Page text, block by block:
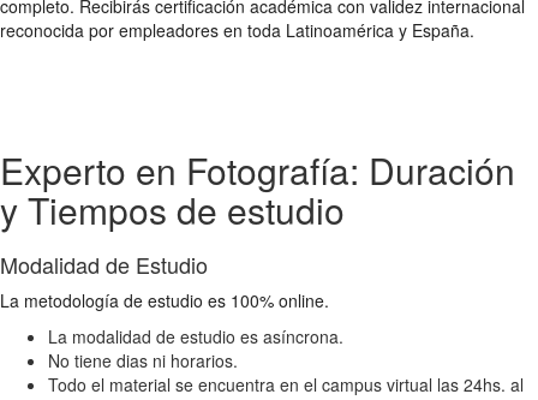
completo. Recibirás certificación académica con validez internacional
reconocida por empleadores en toda Latinoamérica y España.
Experto en Fotografía: Duración
y Tiempos de estudio
Modalidad de Estudio
La metodología de estudio es 100% online.
La modalidad de estudio es asíncrona.
No tiene dias ni horarios.
Todo el material se encuentra en el campus virtual las 24hs. al